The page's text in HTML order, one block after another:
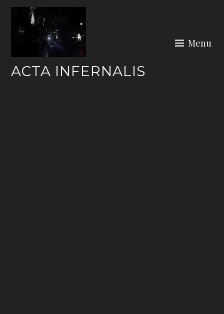
Skip
content
ACTA INFERNALIS
Menu